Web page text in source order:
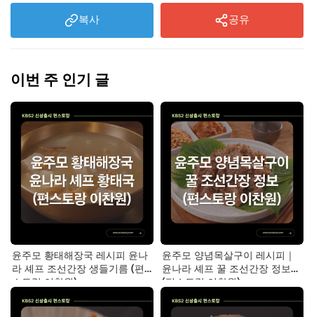
복사 공유
이번 주 인기 글
윤주모 황태해장국 레시피 윤나
라 셰프 조선간장 생들기름 (편
스토랑 이찬원)
윤주모 양념목살구이 레시피｜
윤나라 셰프 꿀 조선간장 정보
(편스토랑 이찬원)